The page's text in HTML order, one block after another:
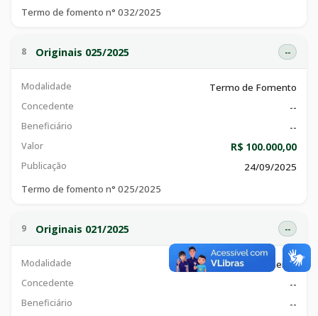
Termo de fomento n° 032/2025
8 Originais 025/2025 --
Modalidade Termo de Fomento
Concedente --
Beneficiário --
Valor R$ 100.000,00
Publicação
24/09/2025
Termo de fomento n° 025/2025
9 Originais 021/2025 --
Modalidade Termo de Fomento
Concedente --
Beneficiário --